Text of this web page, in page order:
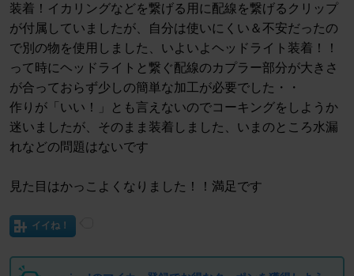
装着！イカリングなどを繋げる用に配線を繋げるクリップ
が付属していましたが、自分は使いにくい＆不安だったの
で別の物を使用しました、いよいよヘッドライト装着！！
って時にヘッドライトと繋ぐ配線のカプラー部分が大きさ
が合っておらず少しの簡単な加工が必要でした・・
作りが「いい！」とも言えないのでコーキングをしようか
迷いましたが、そのまま装着しました、いまのところ水漏
れなどの問題はないです
見た目はかっこよくなりました！！満足です
イイね！